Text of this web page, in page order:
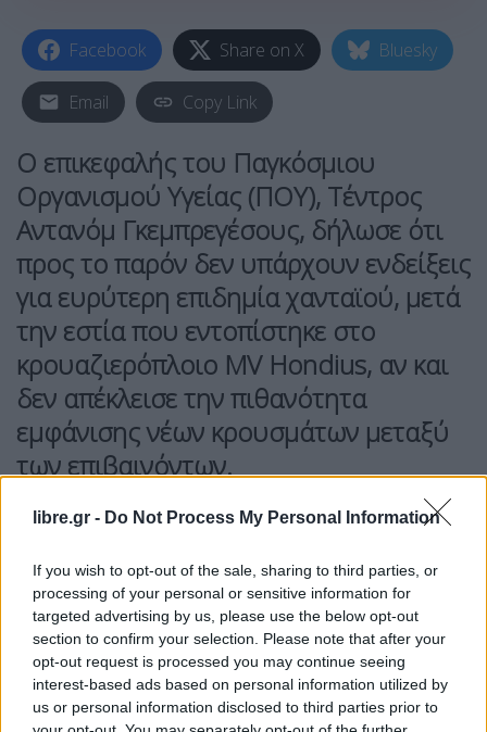
libre.gr - Do Not Process My Personal Information
If you wish to opt-out of the sale, sharing to third parties, or
processing of your personal or sensitive information for
targeted advertising by us, please use the below opt-out
section to confirm your selection. Please note that after your
opt-out request is processed you may continue seeing
interest-based ads based on personal information utilized by
us or personal information disclosed to third parties prior to
Facebook Share on X Bluesky
Email Copy Link
Ο επικεφαλής του Παγκόσμιου
Οργανισμού Υγείας (ΠΟΥ), Τέντρος
Αντανόμ Γκεμπρεγέσους, δήλωσε ότι
προς το παρόν δεν υπάρχουν ενδείξεις
για ευρύτερη επιδημίαχανταϊού, μετά
την εστία που εντοπίστηκε στο
κρουαζιερόπλοιο MV Hondius, αν και
δεν απέκλεισε την πιθανότητα
εμφάνισης νέων κρουσμάτων μεταξύ
των επιβαινόντων.
Όπως ανέφερε σε κοινή συνέντευξη Τύπου με τον
Μαδρίτη, «η δουλειά μας δεν έχει τελειώσει»,
επισημαίνοντας ότι λόγω τηςμακράς περιόδου
επώασηςτου ιού ενδέχεται να εμφανιστούν νέα
κρούσματα τις επόμενες εβδομάδες.
Ο ίδιος τόνισε ότι η κατάσταση παρακολουθείται